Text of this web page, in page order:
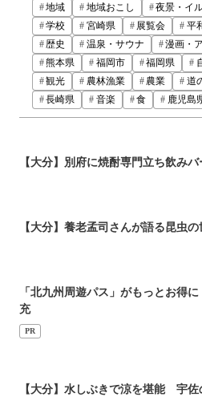
地域
地域おこし 夜景・イ
学校
宮崎県 展覧会 平
歴史
温泉・サウナ 漫画・
熊本県
福岡市 福岡県
観光
農林漁業 農業 道
長崎県
音楽 食 鹿児島
【大分】別府に焼酎専門立ち飲み
【大分】養老孟司さんが語る昆虫
「北九州周遊パス」がもっとお得
充
PR
【大分】水しぶきで涼を堪能 宇佐